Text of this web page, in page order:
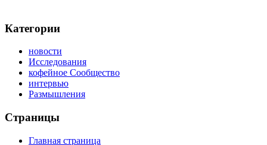
Категории
новости
Исследования
кофейное Сообщество
интервью
Размышления
Страницы
Главная страница